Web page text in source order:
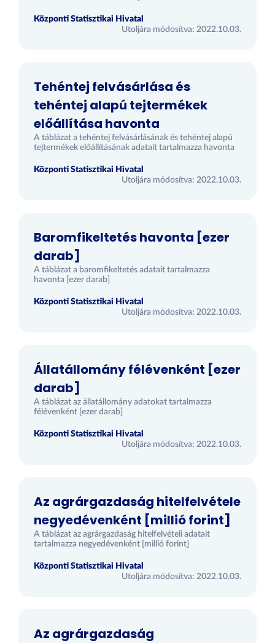
Központi Statisztikai Hivatal
Utoljára módosítva: 2022.10.03.
Tehéntej felvásárlása és
tehéntej alapú tejtermékek
előállítása havonta
A táblázat a tehéntej felvásárlásának és tehéntej alapú
tejtermékek előállításának adatait tartalmazza havonta
Központi Statisztikai Hivatal
Utoljára módosítva: 2022.10.03.
Baromfikeltetés havonta [ezer
darab]
A táblázat a baromfikeltetés adatait tartalmazza
havonta [ezer darab]
Központi Statisztikai Hivatal
Utoljára módosítva: 2022.10.03.
Állatállomány félévenként [ezer
darab]
A táblázat az állatállomány adatokat tartalmazza
félévenként [ezer darab]
Központi Statisztikai Hivatal
Utoljára módosítva: 2022.10.03.
Az agrárgazdaság hitelfelvétele
negyedévenként [millió forint]
A táblázat az agrárgazdaság hitelfelvételi adatait
tartalmazza negyedévenként [millió forint]
Központi Statisztikai Hivatal
Utoljára módosítva: 2022.10.03.
Az agrárgazdaság